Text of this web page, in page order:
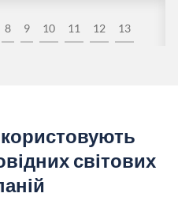
8 9 10 11 12 13
світових